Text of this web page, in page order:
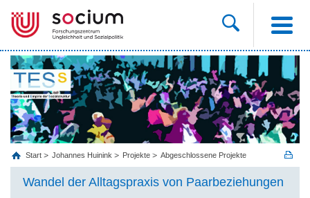
Start Johannes Huinink Projekte Abgeschlossene Projekte
Wandel der Alltagspraxis von Paarbeziehungen